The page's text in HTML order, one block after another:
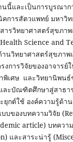
นนี้และเป็นการบูรณาก
การสัตวแพทย์ มหาวิท
ารวิทยาศาสตร์สุขภา
Science and
านวิทยาศาสตร์สุขภา
งการวิจัยของอาจาร
เศษ และวิทยานิพนธ์
ละบัณฑิตศึกษาสู่สาธ
กต์ใช้ องค์ความรู้ด้า
บของบทความวิจัย
article) บทควา
และสาระน่ารู้